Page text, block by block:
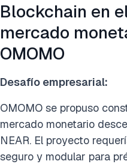
Blockchain en
mercado
OMOMO
Desafío empresarial:
OMOMO se propuso
mercado monetario
NEAR. El proyecto
seguro y modular para